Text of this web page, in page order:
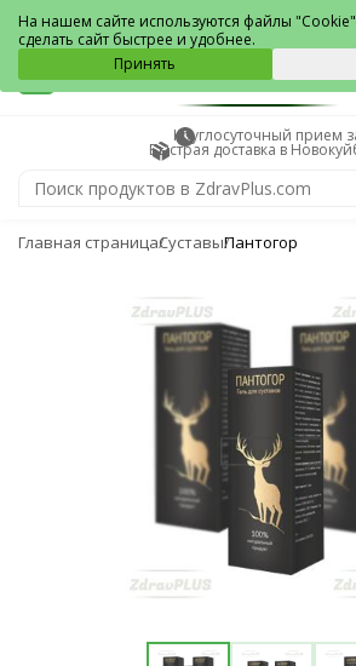
Новокуйбышевск
Круглосуточный прием
Быстрая доставка в
Главная страницаСуставыПантогор
На нашем сайте используются файлы
сделать сайт быстрее и удобнее.
Принять